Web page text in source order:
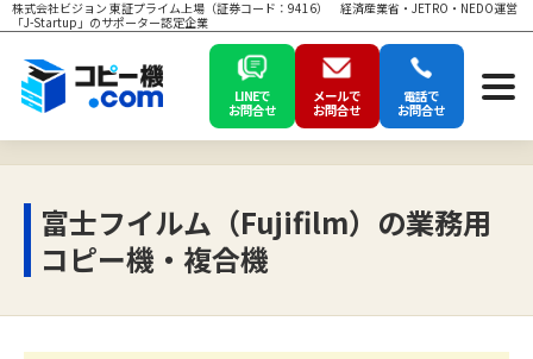
株式会社ビジョン 東証プライム上場（証券コード：9416） 経済産業省・JETRO・NEDO運営
「J-Startup」のサポーター認定企業
LINEで
お問合せ
メールで
お問合せ
電話で
お問合せ
富士フイルム（Fujifilm）の業務用
コピー機・複合機